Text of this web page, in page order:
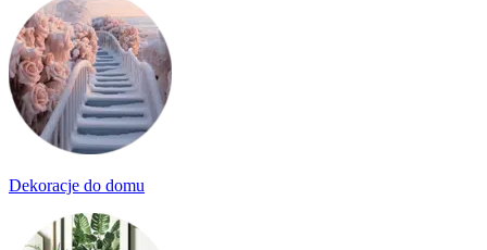
Dekoracje do domu